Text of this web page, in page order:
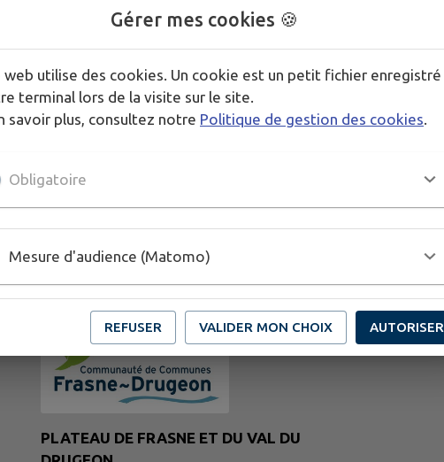
PLATEAU DE FRASNE ET DU VAL DU
Gérer mes cookies 🍪
web utilise des cookies. Un cookie est un petit fichier enregistré
terminal lors de la visite sur le site.
savoir plus, consultez notre Politique de gestion des cookies
Obligatoire
Mesure d'audience (Matomo)
REFUSER VALIDER MON CHOIX AUTORISER